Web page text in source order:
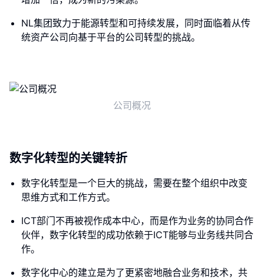
NL集团致力于能源转型和可持续发展，同时面临着从传
统资产公司向基于平台的公司转型的挑战。
公司概况
数字化转型的关键转折
数字化转型是一个巨大的挑战，需要在整个组织中改变
思维方式和工作方式。
ICT部门不再被视作成本中心，而是作为业务的协同合作
伙伴，数字化转型的成功依赖于ICT能够与业务线共同合
作。
数字化中心的建立是为了更紧密地融合业务和技术，共